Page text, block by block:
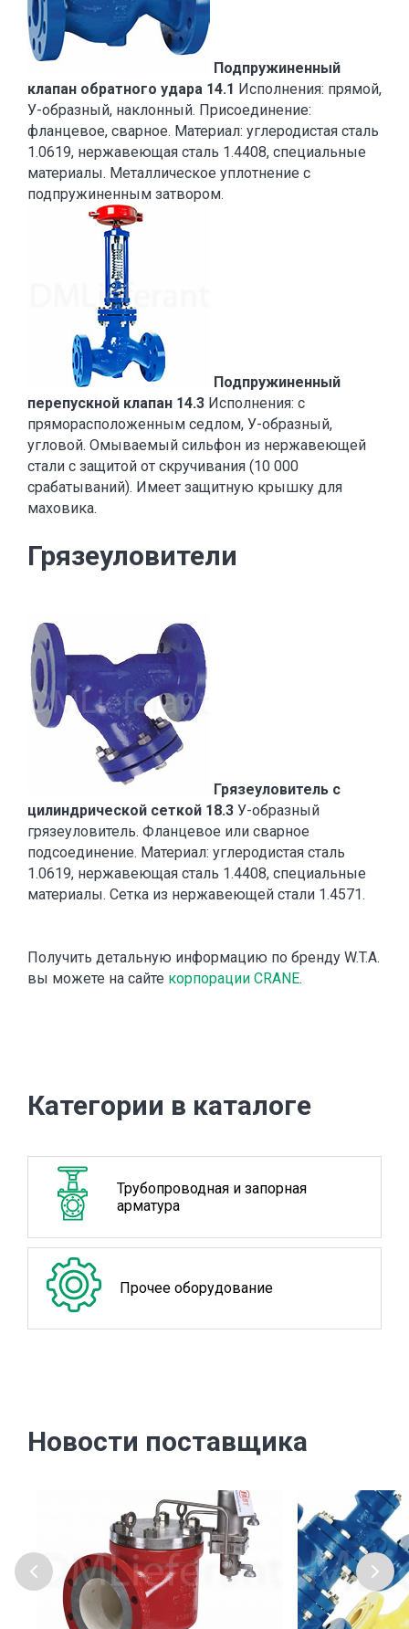
Подпружиненный
клапан обратного удара 14.1 Исполнения: прямой,
У-образный, наклонный. Присоединение:
фланцевое, сварное. Материал: углеродистая сталь
1.0619, нержавеющая сталь 1.4408, специальные
материалы. Металлическое уплотнение с
подпружиненным затвором.
Подпружиненный
перепускной клапан 14.3 Исполнения: с
пряморасположенным седлом, У-образный,
угловой. Омываемый сильфон из нержавеющей
стали с защитой от скручивания (10 000
срабатываний). Имеет защитную крышку для
маховика.
Грязеуловители
Грязеуловитель с
цилиндрической сеткой 18.3 У-образный
грязеуловитель. Фланцевое или сварное
подсоединение. Материал: углеродистая сталь
1.0619, нержавеющая сталь 1.4408, специальные
материалы. Сетка из нержавеющей стали 1.4571.
Получить детальную информацию по бренду W.T.A.
вы можете на сайте корпорации CRANE.
Категории в каталоге
Трубопроводная и запорная
арматура
Прочее оборудование
Новости поставщика